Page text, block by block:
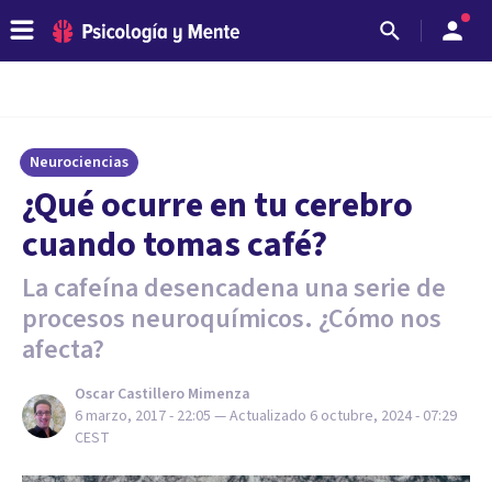
Neurociencias
​¿Qué ocurre en tu cerebro
cuando tomas café?
La cafeína desencadena una serie de
procesos neuroquímicos. ¿Cómo nos
afecta?
Oscar Castillero Mimenza
6 marzo, 2017 - 22:05 — Actualizado 6 octubre, 2024 - 07:29
CEST